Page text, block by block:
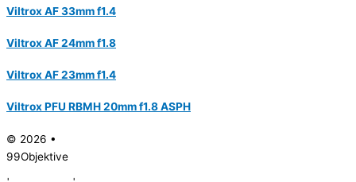
Viltrox AF 33mm f1.4
Viltrox AF 24mm f1.8
Viltrox AF 23mm f1.4
Viltrox PFU RBMH 20mm f1.8 ASPH
© 2026 •
99Objektive